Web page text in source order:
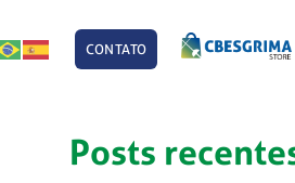
CONTATO
Posts